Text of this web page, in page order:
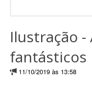
Ilustração -
fantásticos
11/10/2019 às 13:58